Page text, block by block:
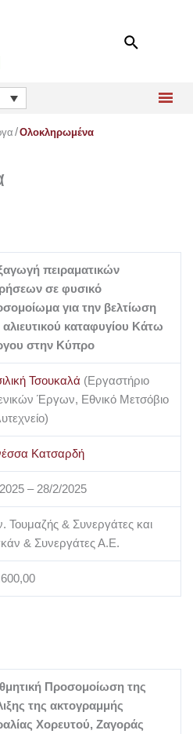
Ολοκληρωμένα
πειραματικών
σε φυσικό
για την βελτίωση
αλιευτικού καταφυγίου Κάτω
στην Κύπρο
Τσουκαλά (Εργαστήριο
Έργων, Εθνικό Μετσόβιο
Κατσαρδή
– 28/2/2025
Τουμαζής & Συνεργάτες και
& Συνεργάτες Α.Ε.
Προσομοίωση της
της ακτογραμμής
Χορευτού, Ζαγοράς